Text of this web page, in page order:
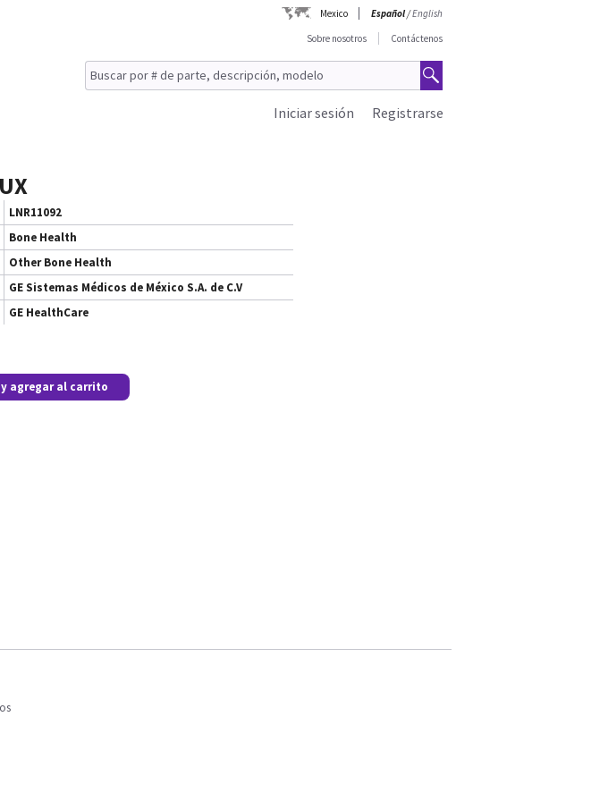
Mexico Español/English
Sobre nosotros
Contáctenos
Registrarse
Iniciar sesión
LNR11092
Bone Health
Other Bone Health
GE Sistemas Médicos de México S.A. de C.V
GE HealthCare
agregar al carrito